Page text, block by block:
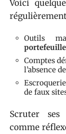
Voici
Outils
Comptes
l’absence
de faux
Scruter ses
comme